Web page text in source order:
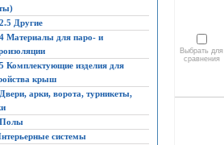
Другие
Материалы для паро- и
Комплектующие изделия для
крыш
арки, ворота, турникеты,
системы
Выбрать для
сравнения